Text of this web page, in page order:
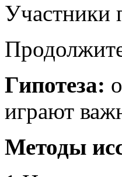
Участники
Гипотеза:
играют
Методы